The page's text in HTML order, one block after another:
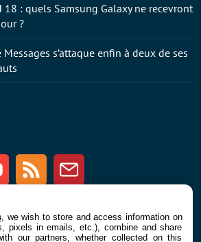
Youtube RSS Newsletter
À PROPOS
18 : quels Samsung Galaxy ne recevront
?
Messages s’attaque enfin à deux de ses
, we wish to store and access information on
pixels in emails, etc.), combine and share
our partners, whether collected on this